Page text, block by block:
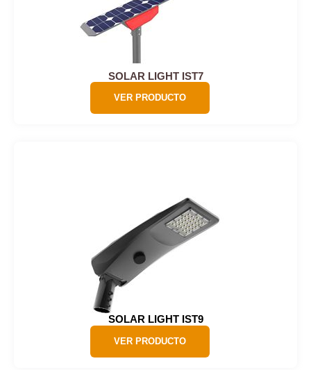
SOLAR LIGHT IST7
VER PRODUCTO
SOLAR LIGHT IST9
VER PRODUCTO